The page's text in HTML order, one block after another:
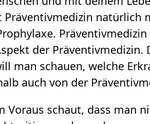
natürlich
der Präventivmedizin.
man schauen, welche
auch von der
schaut, dass man